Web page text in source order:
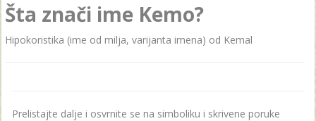
Šta znači ime Kemo?
Hipokoristika (ime od milja, varijanta imena) od Kemal
Prelistajte dalje i osvrnite se na simboliku i skrivene poruke